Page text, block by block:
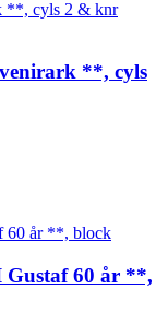
**, cyls
Gustaf 60 år **,